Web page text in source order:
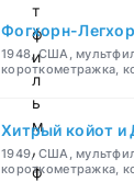
т
ф
и
л
ь
м
,
ф
Фогхорн-
1948, США,
короткометражка,
Хитрый койот и
1949, США,
короткометражка,